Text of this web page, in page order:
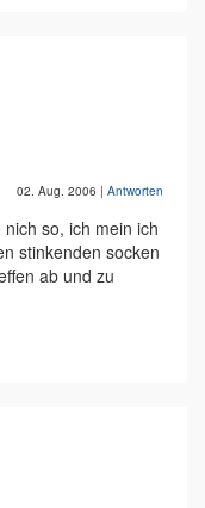
02. Aug. 2006 | Antworten
so, ich mein ich
stinkenden socken
ab und zu